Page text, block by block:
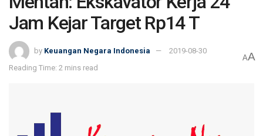
Jam Kejar Target Rp14 T
by Keuangan Negara Indonesia
2019-08-30
Reading Time: 2 mins read
AA